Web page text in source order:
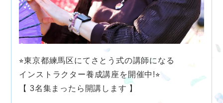
⭐︎東京都練馬区にてさとう式の講師になる
インストラクター養成講座を開催中!⭐︎
【 3名集まったら開講します 】